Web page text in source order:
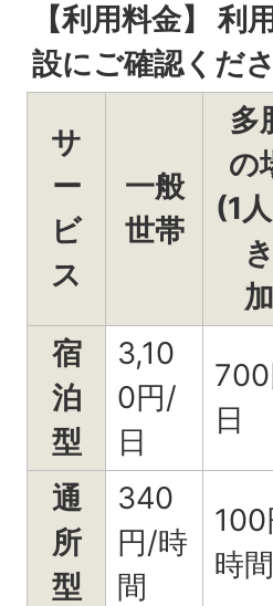
【利用料金】
設にご確認くださ
サ
ー
ビ
ス
一般
世帯
多
の
(1
加
宿
泊
型
3,10
0円/
日
日
通
所
型
340
円/時
間
時間